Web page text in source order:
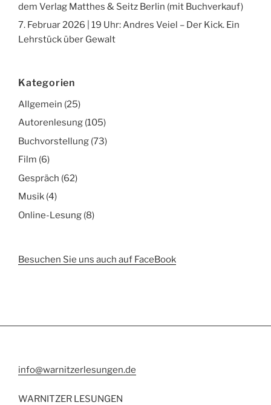
dem Verlag Matthes & Seitz Berlin (mit Buchverkauf)
7. Februar 2026 | 19 Uhr: Andres Veiel – Der Kick. Ein
Lehrstück über Gewalt
Kategorien
Allgemein (25)
Autorenlesung (105)
Buchvorstellung (73)
Film (6)
Gespräch (62)
Musik (4)
Online-Lesung (8)
Besuchen Sie uns auch auf FaceBook
info@warnitzerlesungen.de
WARNITZER LESUNGEN